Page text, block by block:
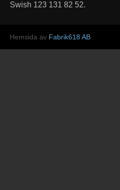
Swish 123 131 82 52.
Hemsida av Fabrik618 AB